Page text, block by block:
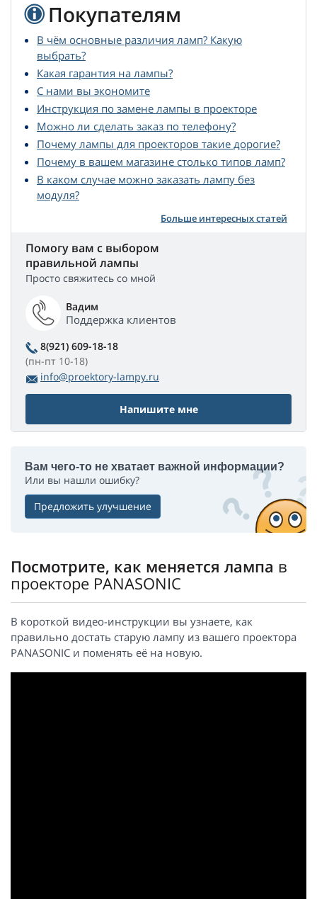
Покупателям
В чём основные различия ламп? Какую
выбрать?
Какая гарантия на лампы?
С нами вы экономите
Инструкция по замене лампы в проекторе
Можно ли сделать заказ по телефону?
Почему лампы для проекторов такие дорогие?
Почему в вашем магазине столько типов ламп?
В каком случае можно заказать лампу без
модуля?
Больше интересных статей
Помогу вам с выбором
правильной лампы
Просто свяжитесь со мной
Вадим
Поддержка клиентов
8(921) 609-18-18
(пн-пт 10-18)
info@proektory-lampy.ru
Напишите мне
Вам чего-то не хватает важной информации?
Или вы нашли ошибку?
Предложить улучшение
Посмотрите, как меняется лампа в
проекторе PANASONIC
В короткой видео-инструкции вы узнаете, как
правильно достать старую лампу из вашего проектора
PANASONIC и поменять её на новую.